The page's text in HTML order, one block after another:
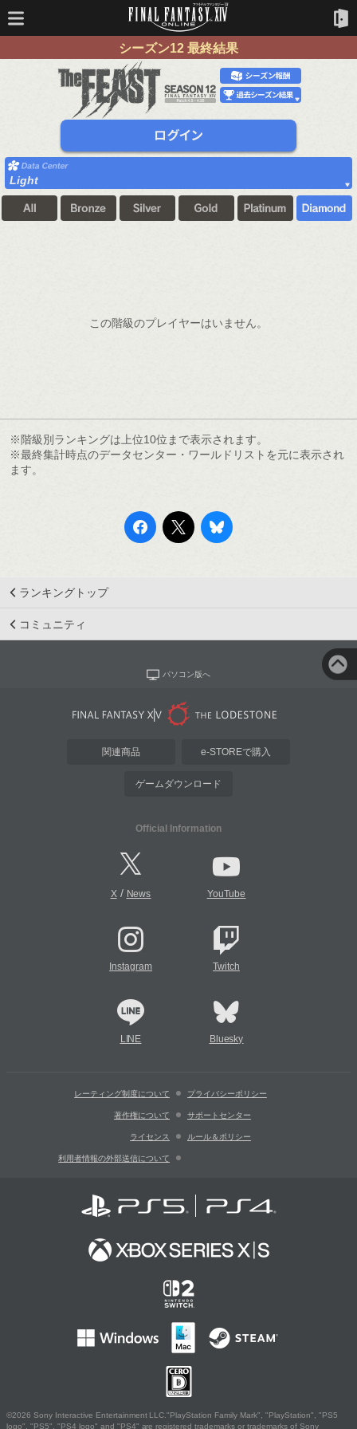
シーズン12 最終結果
Light
この階級のプレイヤーはいません。
※階級別ランキングは上位10位まで表示されます。
※最終集計時点のデータセンター・ワールドリストを元に表示され
ます。
ランキングトップ
コミュニティ
パソコン版へ
関連商品 e-STOREで購入
ゲームダウンロード
Official Information
X/ News YouTube
Instagram Twitch
LINE Bluesky
レーティング制度について プライバシーポリシー
著作権について サポートセンター
ライセンス ルール＆ポリシー
利用者情報の外部送信について
©2026 Sony Interactive Entertainment LLC."PlayStation Family Mark", "PlayStation", "PS5
logo", "PS5", "PS4 logo" and "PS4" are registered trademarks or trademarks of Sony